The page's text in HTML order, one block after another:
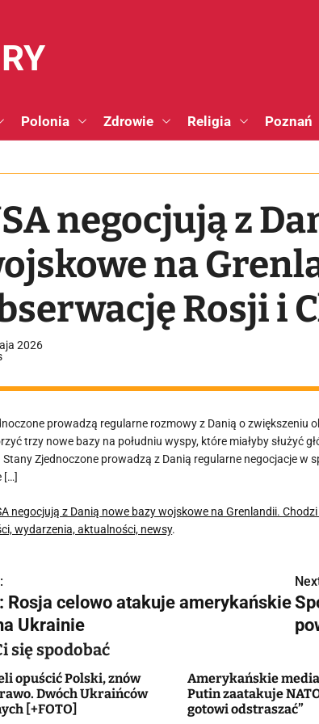
Polonia Zdrowie Religia Poznań
negocjują z
na
Rosji i
2026
prowadzą regularne rozmowy z Danią o zwiększeniu
trzy nowe bazy na południu wyspy, które miałyby służyć
Zjednoczone prowadzą z Danią regularne negocjacje
[…]
negocjują z Danią nowe bazy wojskowe na Grenlandii.
wydarzenia, aktualności, newsy.
Rosja celowo atakuje amerykańskie
Ukrainie
się spodobać
opuścić Polski, znów
Dwóch Ukraińców
[+FOTO]
Amerykańskie
Putin zaatakuje
gotowi odstraszać”